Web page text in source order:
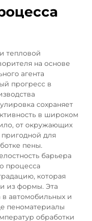
тепловой
на основе
агента
прогресс в
сохраняет
в широком
от окружающих
пригодной для
пены.
барьера
процесса
которая
из формы. Эта
в автомобильных и
пеноматериалы
обработки